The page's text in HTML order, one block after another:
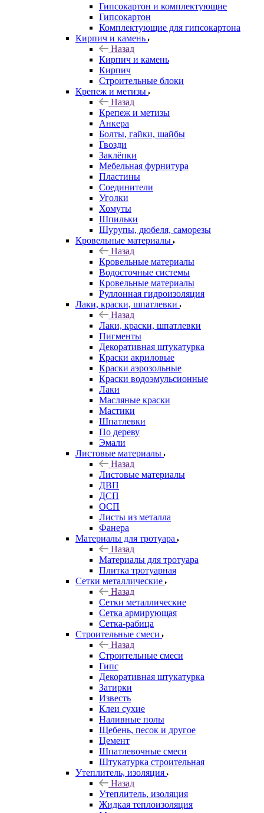
Гипсокартон и комплектующие
Гипсокартон
Комплектующие для гипсокартона
Кирпич и камень
Назад
Кирпич и камень
Кирпич
Строительные блоки
Крепеж и метизы
Назад
Крепеж и метизы
Анкера
Болты, гайки, шайбы
Гвозди
Заклёпки
Мебельная фурнитура
Пластины
Соединители
Уголки
Хомуты
Шпильки
Шурупы, дюбеля, саморезы
Кровельные материалы
Назад
Кровельные материалы
Водосточные системы
Кровельные материалы
Руллонная гидроизоляция
Лаки, краски, шпатлевки
Назад
Лаки, краски, шпатлевки
Пигменты
Декоративная штукатурка
Краски акриловые
Краски аэрозольные
Краски водоэмульсионные
Лаки
Масляные краски
Мастики
Шпатлевки
По дереву
Эмали
Листовые материалы
Назад
Листовые материалы
ДВП
ДСП
ОСП
Листы из металла
Фанера
Материалы для тротуара
Назад
Материалы для тротуара
Плитка тротуарная
Сетки металлические
Назад
Сетки металлические
Сетка армирующая
Сетка-рабица
Строительные смеси
Назад
Строительные смеси
Гипс
Декоративная штукатурка
Затирки
Известь
Клеи сухие
Наливные полы
Щебень, песок и другое
Цемент
Шпатлевочные смеси
Штукатурка строительная
Утеплитель, изоляция
Назад
Утеплитель, изоляция
Жидкая теплоизоляция